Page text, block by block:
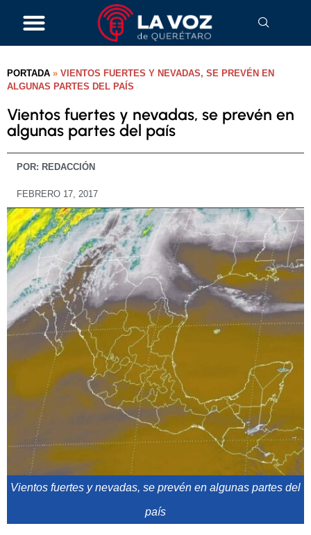
PORTADA » VIENTOS FUERTES Y NEVADAS, SE PREVÉN EN
ALGUNAS PARTES DEL PAÍS
Vientos fuertes y nevadas, se prevén en
algunas partes del país
POR: REDACCIÓN
FEBRERO 17, 2017
Vientos fuertes y nevadas, se prevén en algunas partes del
país